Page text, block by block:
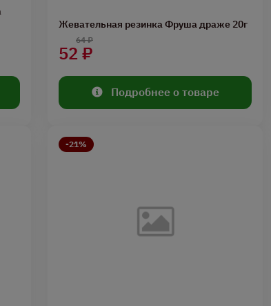
Жевательная резинка Фруша драже 20г
52 ₽
64 ₽
Подробнее о товаре
-21%